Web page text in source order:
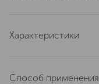
Характеристики
страна производства
Способ применения